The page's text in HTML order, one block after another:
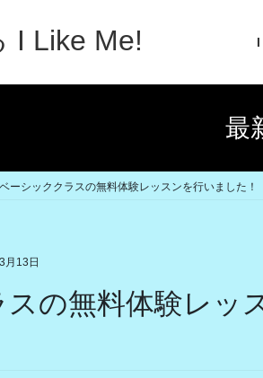
I Like Me!
最
ベーシッククラスの無料体験レッスンを行いました！
月13日
の無料体験レッ